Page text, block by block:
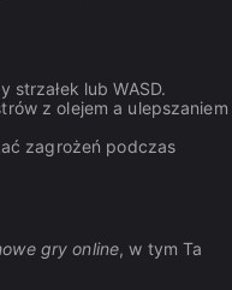
lub WASD.
z olejem a ulepszaniem
zagrożeń podczas
gry online, w tym Ta